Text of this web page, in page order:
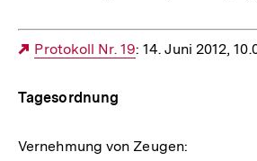
Externer
Protokoll Nr. 19: 14. Juni 2012,
Tagesordnung
Vernehmung von Zeugen: